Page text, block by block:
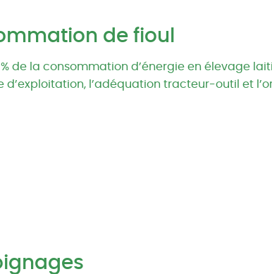
de fioul
de la consommation d’énergie en élevage
d’exploitation, l’adéquation tracteur-outil et